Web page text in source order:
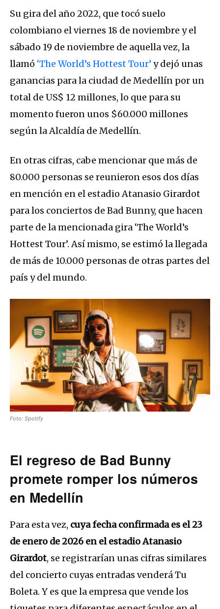
Su gira del año 2022, que tocó suelo
colombiano el viernes 18 de noviembre y el
sábado 19 de noviembre de aquella vez, la
llamó ‘The World’s Hottest Tour’ y dejó unas
ganancias para la ciudad de Medellín por un
total de US$ 12 millones, lo que para su
momento fueron unos $60.000 millones
según la Alcaldía de Medellín.
En otras cifras, cabe mencionar que más de
80.000 personas se reunieron esos dos días
en mención en el estadio Atanasio Girardot
para los conciertos de Bad Bunny, que hacen
parte de la mencionada gira ‘The World’s
Hottest Tour’. Así mismo, se estimó la llegada
de más de 10.000 personas de otras partes del
país y del mundo.
Foto: Spotify
El regreso de Bad Bunny
promete romper los números
en Medellín
Para esta vez, cuya fecha confirmada es el 23
de enero de 2026 en el estadio Atanasio
Girardot, se registrarían unas cifras similares
del concierto cuyas entradas venderá Tu
Boleta. Y es que la empresa que vende los